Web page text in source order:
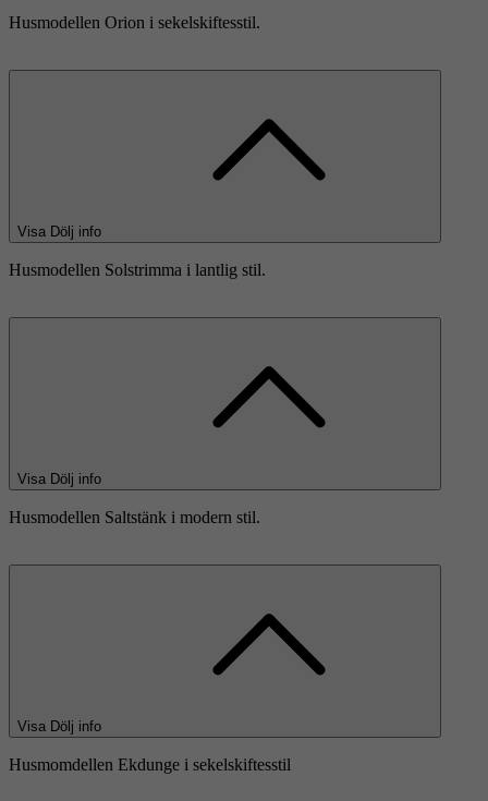
Husmodellen Orion i sekelskiftesstil.
Visa Dölj info
Husmodellen Solstrimma i lantlig stil.
Visa Dölj info
Husmodellen Saltstänk i modern stil.
Visa Dölj info
Husmomdellen Ekdunge i sekelskiftesstil